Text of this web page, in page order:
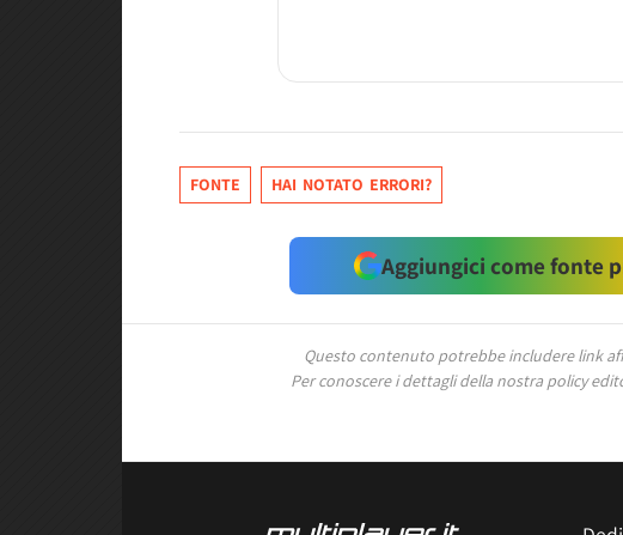
FONTE HAI NOTATO ERRORI?
Aggiungici come fonte
Questo contenuto potrebbe includere link
Per conoscere i dettagli della nostra policy